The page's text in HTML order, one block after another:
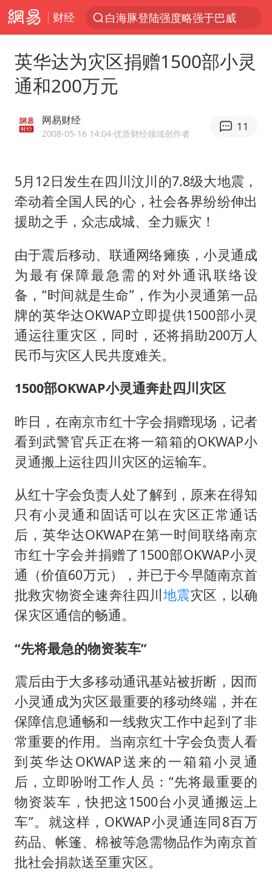
财经
白海豚登陆强度略强于巴威
《披荆斩棘2026》阵容官宣
杭州机场已取消航班388架次
上海有出现龙卷潜势
新疆一婚礼线上邀请引热议
中国第1高楼阻尼器摆动明显
上海大部迎大暴雨
国足U17与阿森纳决赛取消 并列冠军
上门女婿出轨女邻居多年被判重婚罪
构建更高水平的全民健身公共服务体系
灌溉水坝被隔成鱼塘 村民投诉20余年
奋力开创中国式现代化建设新局面
英华达为灾区捐赠1500部小灵
通和200万元
网易财经
2008-05-16 14:04·优质财经领域创作者
11
5月12日发生在四川汶川的7.8级大地震，
牵动着全国人民的心，社会各界纷纷伸出
援助之手，众志成城、全力赈灾！
由于震后移动、联通网络瘫痪，小灵通成
为最有保障最急需的对外通讯联络设
备，“时间就是生命”，作为小灵通第一品
牌的英华达OKWAP立即提供1500部小灵
通运往重灾区，同时，还将捐助200万人
民币与灾区人民共度难关。
1500部OKWAP小灵通奔赴四川灾区
昨日，在南京市红十字会捐赠现场，记者
看到武警官兵正在将一箱箱的OKWAP小
灵通搬上运往四川灾区的运输车。
从红十字会负责人处了解到，原来在得知
只有小灵通和固话可以在灾区正常通话
后，英华达OKWAP在第一时间联络南京
市红十字会并捐赠了1500部OKWAP小灵
通（价值60万元），并已于今早随南京首
批救灾物资全速奔往四川地震灾区，以确
保灾区通信的畅通。
“先将最急的物资装车”
震后由于大多移动通讯基站被折断，因而
小灵通成为灾区最重要的移动终端，并在
保障信息通畅和一线救灾工作中起到了非
常重要的作用。当南京红十字会负责人看
到英华达OKWAP送来的一箱箱小灵通
后，立即吩咐工作人员：“先将最重要的
物资装车，快把这1500台小灵通搬运上
车”。就这样，OKWAP小灵通连同8百万
药品、帐篷、棉被等急需物品作为南京首
批社会捐款送至重灾区。